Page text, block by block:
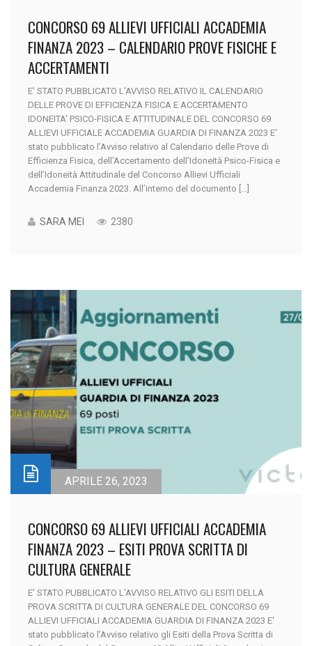
CONCORSO 69 ALLIEVI UFFICIALI ACCADEMIA
FINANZA 2023 – CALENDARIO PROVE FISICHE E
ACCERTAMENTI
E' STATO PUBBLICATO L'AVVISO RELATIVO IL CALENDARIO
DELLE PROVE DI EFFICIENZA FISICA E ACCERTAMENTO
IDONEITA' PSICO-FISICA E ATTITUDINALE DEL CONCORSO 69
ALLIEVI UFFICIALE ACCADEMIA GUARDIA DI FINANZA 2023 E'
stato pubblicato l’Avviso relativo al Calendario delle Prove di
Efficienza Fisica, dell’Accertamento dell’Idoneità Psico-Fisica e
dell’Idoneità Attitudinale del Concorso Allievi Ufficiali
Accademia Finanza 2023. All’interno del documento [...]
SARA MEI 2380
APRILE 26, 2023
CONCORSO 69 ALLIEVI UFFICIALI ACCADEMIA
FINANZA 2023 – ESITI PROVA SCRITTA DI
CULTURA GENERALE
E' STATO PUBBLICATO L'AVVISO RELATIVO GLI ESITI DELLA
PROVA SCRITTA DI CULTURA GENERALE DEL CONCORSO 69
ALLIEVI UFFICIALI ACCADEMIA GUARDIA DI FINANZA 2023 E'
stato pubblicato l’Avviso relativo gli Esiti della Prova Scritta di